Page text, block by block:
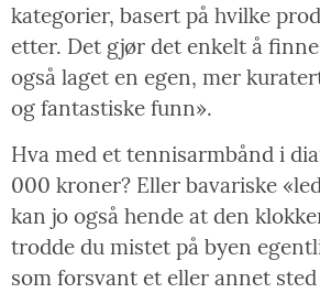
kategorier, basert på hvilke
etter. Det gjør det enkelt å
også laget en egen, mer
og fantastiske funn».
Hva med et tennisarmbånd i
000 kroner? Eller bavariske
kan jo også hende at den
trodde du mistet på byen
som forsvant et eller annet